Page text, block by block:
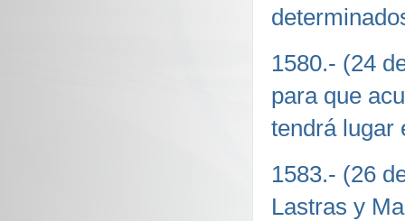
1580.- (24
para que
tendrá lugar
1583.- (26
Lastras y